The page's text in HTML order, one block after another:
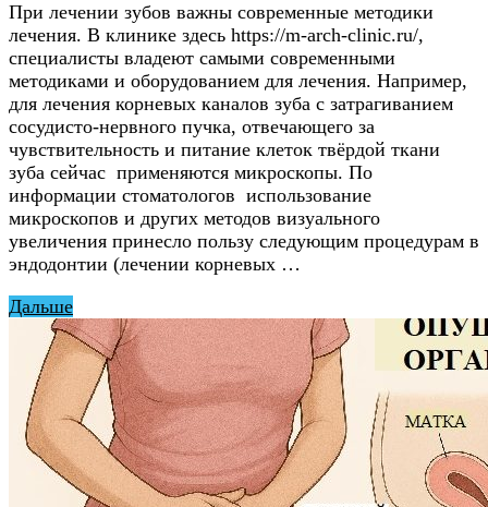
При лечении зубов важны современные методики
лечения. В клинике здесь https://m-arch-clinic.ru/,
специалисты владеют самыми современными
методиками и оборудованием для лечения. Например,
для лечения корневых каналов зуба с затрагиванием
сосудисто-нервного пучка, отвечающего за
чувствительность и питание клеток твёрдой ткани
зуба сейчас применяются микроскопы. По
информации стоматологов использование
микроскопов и других методов визуального
увеличения принесло пользу следующим процедурам в
эндодонтии (лечении корневых …
Дальше